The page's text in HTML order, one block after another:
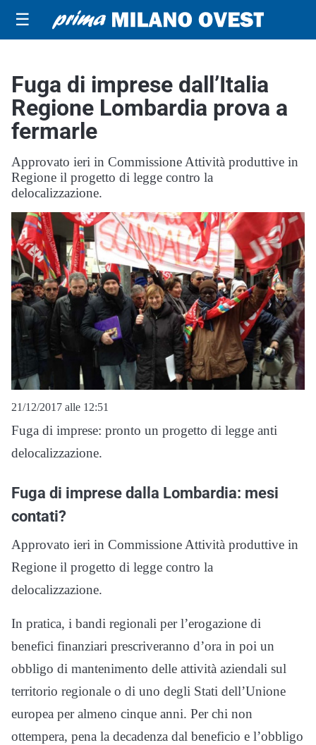
☰
Fuga di imprese dall’Italia
Regione Lombardia prova a
fermarle
Approvato ieri in Commissione Attività produttive in
Regione il progetto di legge contro la
delocalizzazione.
21/12/2017 alle 12:51
Fuga di imprese: pronto un progetto di legge anti
delocalizzazione.
Fuga di imprese dalla Lombardia: mesi
contati?
Approvato ieri in Commissione Attività produttive in
Regione il progetto di legge contro la
delocalizzazione.
In pratica, i bandi regionali per l’erogazione di
benefici finanziari prescriveranno d’ora in poi un
obbligo di mantenimento delle attività aziendali sul
territorio regionale o di uno degli Stati dell’Unione
europea per almeno cinque anni. Per chi non
ottempera, pena la decadenza dal beneficio e l’obbligo